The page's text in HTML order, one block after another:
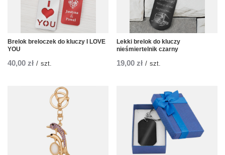
Brelok breloczek do kluczy I LOVE
YOU
40,00 zł / szt.
Lekki brelok do kluczy
nieśmiertelnik czarny
19,00 zł / szt.